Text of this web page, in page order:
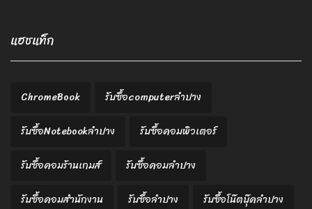
แฮชแท็ก
ChromeBook
รับซื้อcomputerลำปาง
รับซื้อNotebookลำปาง
รับซื้อคอมพิวเตอร์
รับซื้อคอมร้านเกมส์
รับซื้อคอมลำปาง
รับซื้อคอมสำนักงาน
รับซื้อลำปาง
รับซื้อโน๊ตบุ๊คลำปาง